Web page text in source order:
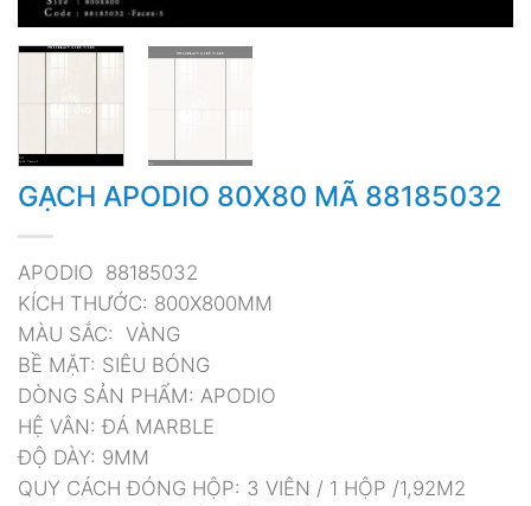
GẠCH APODIO 80X80 MÃ 88185032
APODIO 88185032
KÍCH THƯỚC: 800X800MM
MÀU SẮC: VÀNG
BỀ MẶT: SIÊU BÓNG
DÒNG SẢN PHẨM: APODIO
HỆ VÂN: ĐÁ MARBLE
ĐỘ DÀY: 9MM
QUY CÁCH ĐÓNG HỘP: 3 VIÊN / 1 HỘP /1,92M2